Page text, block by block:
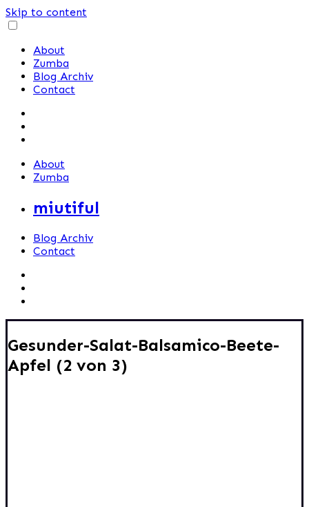
Skip to content
About
Zumba
Blog Archiv
Contact
About
Zumba
miutiful
Blog Archiv
Contact
Gesunder-Salat-Balsamico-Beete-
Apfel (2 von 3)